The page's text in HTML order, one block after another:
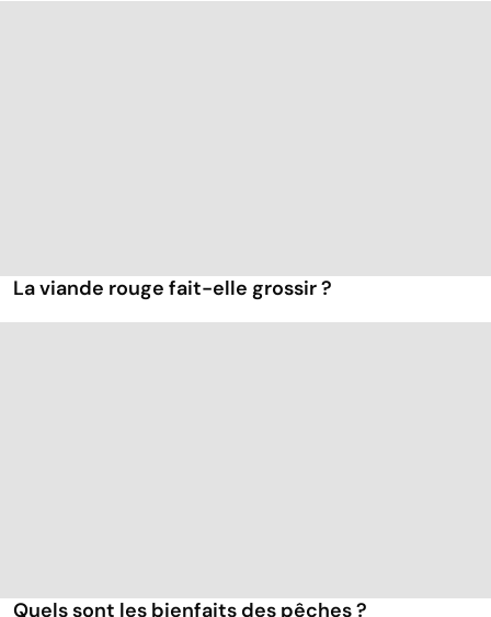
La viande rouge fait-elle grossir ?
Quels sont les bienfaits des pêches ?